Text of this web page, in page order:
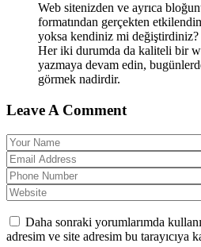
Web sitenizden ve ayrıca
formatından gerçekten
yoksa kendiniz mi değiştirdiniz?
Her iki durumda da kaliteli bir
yazmaya devam edin,
görmek nadirdir.
Leave A Comment
Daha sonraki yorumlarımda
adresim ve site adresim bu tarayıcıya